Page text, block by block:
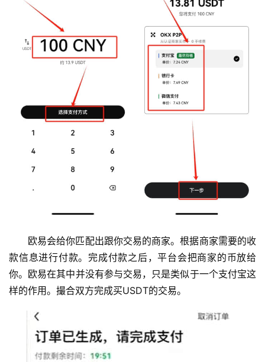
欧易会给你匹配出跟你交易的商家。根据商家需要的收
款信息进行付款。完成付款之后，平台会把商家的币放给
你。欧易在其中并没有参与交易，只是类似于一个支付宝这
样的作用。撮合双方完成买USDT的交易。